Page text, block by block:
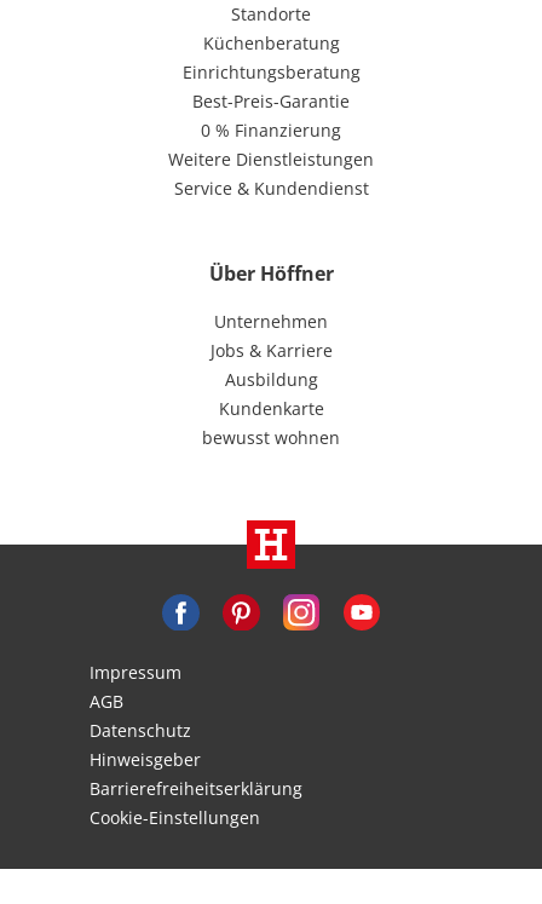
Standorte
Küchenberatung
Einrichtungsberatung
Best-Preis-Garantie
0 % Finanzierung
Weitere Dienstleistungen
Service & Kundendienst
Über Höffner
Unternehmen
Jobs & Karriere
Ausbildung
Kundenkarte
bewusst wohnen
Impressum
AGB
Datenschutz
Hinweisgeber
Barrierefreiheitserklärung
Cookie-Einstellungen